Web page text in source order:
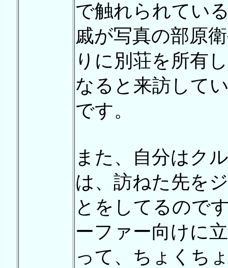
で触れられてい
戚が写真の部原
りに別荘を所有
なると来訪して
です。
また、自分はク
は、訪ねた先を
とをしてるので
ーファー向けに
って、ちょくち